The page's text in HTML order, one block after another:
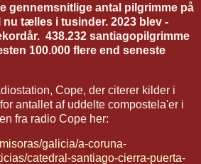
gennemsnitlige antal pilgrimme på
tælles i tusinder. 2023 blev -
438.232 santiagopilgrimme
100.000 flere end seneste
Cope, der citerer kilder i
antallet af uddelte compostela'er i
fra radio Cope her:
galicia/a-coruna-
catedral-santiago-cierra-puerta-